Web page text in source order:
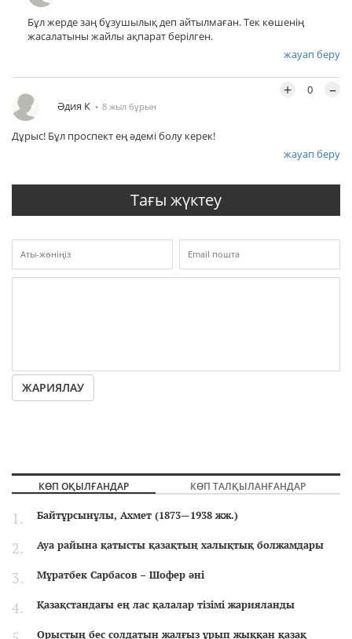
Бұл жерде заң бұзушылық деп айтылмаған. Тек көшенің
жасалатыны жайлы ақпарат берілген.
жауап беру
Әдия К 8 жыл бұрын
+ 0 –
Дұрыс! Бұл проспект ең әдемі болу керек!
жауап беру
Тағы жүктеу
ЖАРИЯЛАУ
КӨП ОҚЫЛҒАНДАР КӨП ТАЛҚЫЛАНҒАНДАР
Байтұрсынұлы, Ахмет (1873—1938 жж.)
Ауа райына қатысты қазақтың халықтық болжамдары
Мұратбек Сарбасов – Шофер әні
Қазақстандағы ең лас қалалар тізімі жарияланды
Орыстың бес солдатын жалғыз ұрып жыққан қазақ